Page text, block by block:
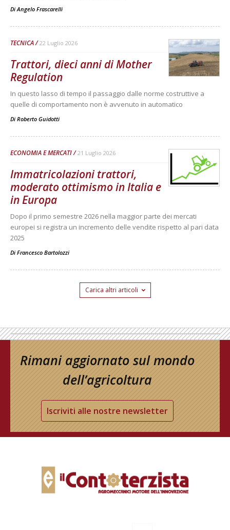
DiAngelo Frascarelli
TECNICA 22 Luglio 2026
Trattori, dieci anni di Mother
Regulation
In questo lasso di tempo il passaggio dalle norme costruttive a
quelle di comportamento non è avvenuto in automatico
Di Roberto Guidotti
ECONOMIA E MERCATI 21 Luglio 2026
Immatricolazioni trattori,
moderato ottimismo in Italia e
in Europa
Dopo il primo semestre 2026 nella maggior parte dei mercati
europei si registra un incremento delle vendite rispetto al pari data
2025
Di Francesco Bartolozzi
Carica altri articoli
Rimani aggiornato sul mondo
dell’agricoltura
Iscriviti alle nostre newsletter